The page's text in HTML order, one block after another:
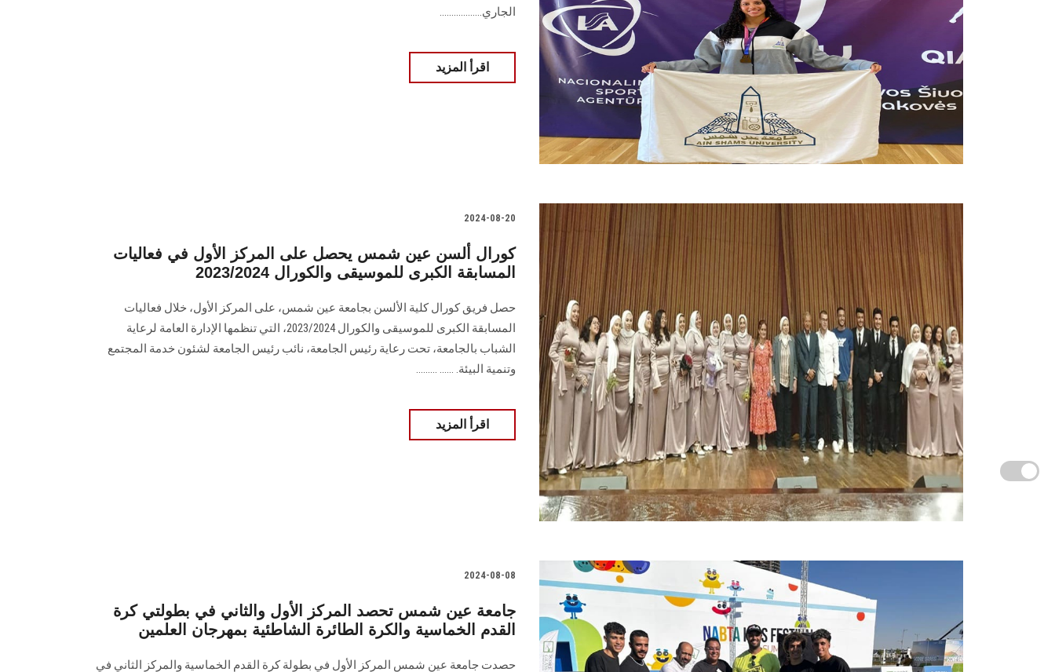
الجاري..................
اقرأ المزيد
2024-08-20
كورال ألسن عين شمس يحصل على المركز الأول في فعاليات
المسابقة الكبرى للموسيقى والكورال 2023/2024
حصل فريق كورال كلية الألسن بجامعة عين شمس، على المركز الأول، خلال فعاليات
المسابقة ‏الكبرى للموسيقى والكورال 2023/2024، التي تنظمها الإدارة العامة لرعاية
الشباب بالجامعة، ‏تحت رعاية رئيس الجامعة، نائب رئيس ‏الجامعة لشئون خدمة المجتمع
وتنمية البيئة.‏ ...... .........
اقرأ المزيد
2024-08-08
جامعة عين شمس تحصد المركز الأول والثاني في بطولتي كرة
القدم الخماسية والكرة الطائرة الشاطئية بمهرجان العلمين
حصدت جامعة عين شمس المركز الأول في بطولة كرة القدم الخماسية والمركز الثاني في